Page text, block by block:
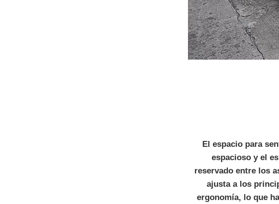
El espacio para
espacioso y el
reservado entre los
ajusta a los
ergonomía, lo que